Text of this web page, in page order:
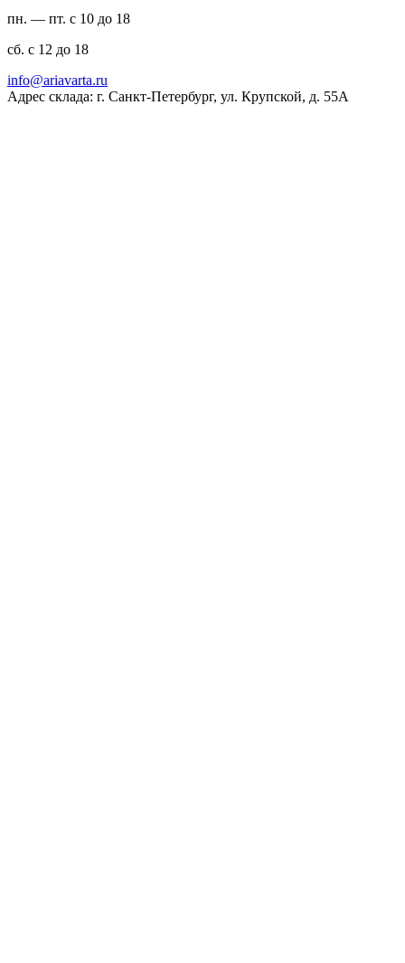
пн. — пт. с 10 до 18
сб. с 12 до 18
ur.atravaira@ofni
Адрес склада: г. Санкт-Петербург, ул. Крупской, д. 55А